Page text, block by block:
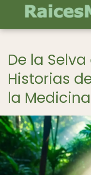
De la
Historias
la